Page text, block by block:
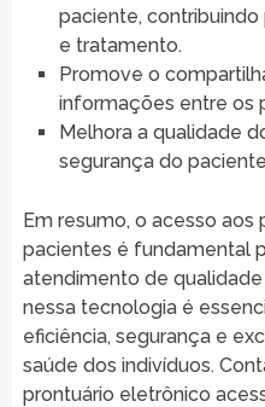
paciente,
e tratamento.
Promove o
informações entre os
Melhora a qualidade
segurança do
Em resumo, o acesso aos
pacientes é fundamental
atendimento de
nessa tecnologia é
eficiência, segurança e
saúde dos indivíduos.
prontuário eletrônico